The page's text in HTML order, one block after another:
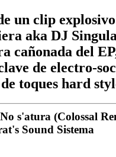
un clip
aka DJ
cañonada del
de electro-
toques hard
s'atura (Colossal
Sound Sistema